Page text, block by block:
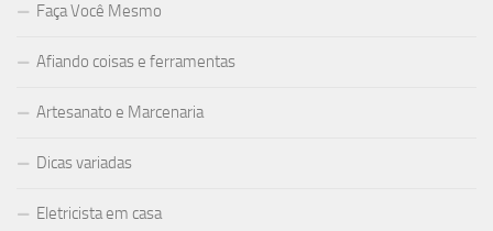
Faça Você Mesmo
Afiando coisas e ferramentas
Artesanato e Marcenaria
Dicas variadas
Eletricista em casa